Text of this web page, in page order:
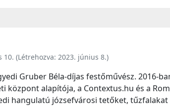
10. (Létrehozva: 2023. június 8.)
Gruber Béla-díjas festőművész. 2016-
központ alapítója, a Contextus.hu és a
hangulatú józsefvárosi tetőket,